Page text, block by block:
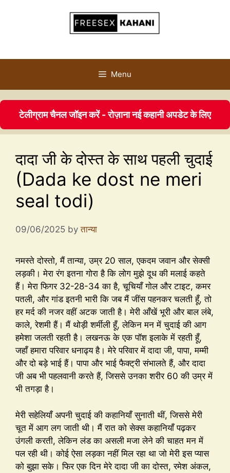
Menu
टेलीग्राम चैनल जॉइन करें - रोज़ाना नई कहानी अपडेट के लिए
दादा जी के दोस्त के साथ पहली चुदाई
(Dada ke dost ne meri
seal todi)
09/06/2025 byतान्या
नमस्ते दोस्तो, मैं तान्या, उम्र 20 साल, एकदम जवान और सेक्सी
लड़की। मेरा रंग इतना गोरा है कि लोग मुझे दूध की मलाई कहते
हैं। मेरा फिगर 32-28-34 का है, चूचियाँ गोल और टाइट, कमर
पतली, और गांड इतनी भारी कि जब मैं जींस पहनकर चलती हूँ, तो
हर मर्द की नजर वहीं अटक जाती है। मेरी आँखें भूरी और बाल लंबे,
काले, रेशमी हैं। मैं थोड़ी शर्मीली हूँ, लेकिन मन में चुदाई की आग
हमेशा जलती रहती है। लखनऊ के एक पॉश इलाके में रहती हूँ,
जहाँ हमारा परिवार धनाढ्य है। मेरे परिवार में दादा जी, पापा, मम्मी
और दो बड़े भाई हैं। पापा और भाई फैक्ट्री संभालते हैं, और दादा
जी अब भी पहलवानी करते हैं, जिससे उनका शरीर 60 की उम्र में
भी तगड़ा है।
मेरी सहेलियाँ अपनी चुदाई की कहानियाँ सुनाती थीं, जिससे मेरी
चूत में आग लग जाती थी। मैं रात को सेक्स कहानियाँ पढ़कर
उंगली करती, लेकिन लंड का असली मजा लेने की चाहत मन में
पल रही थी। कोई ऐसा लड़का नहीं मिल रहा था जो मेरी इस प्यास
को बुझा सके। फिर एक दिन मेरे दादा जी का दोस्त, रमेश अंकल,